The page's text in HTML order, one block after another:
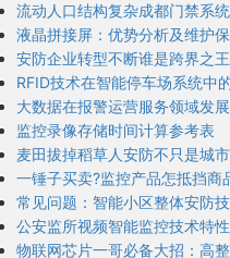
流动人口结构复杂成都门禁系
液晶拼接屏：优势分析及维护
安防企业转型不断谁是跨界之王
RFID技术在智能停车场系统中
大数据在报警运营服务领域发
监控录像存储时间计算参考表
麦田拔掉稻草人安防不只是城市
一锤子买卖?监控产品怎抵挡商
常见问题：智能小区整体安防
公安监所视频智能监控技术特
物联网芯片一哥必备大招：高